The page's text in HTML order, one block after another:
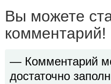
Вы можете
комментарий!
— Комментарий
достаточно